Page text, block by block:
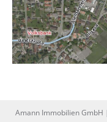
Amann Immobilien